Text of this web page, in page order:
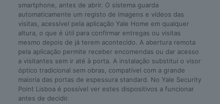
smartphone, antes de abrir. O sistema guarda
automaticamente um registo de imagens e vídeos das
visitas, acessível pela aplicação Yale Home em qualquer
altura, o que é útil para confirmar entregas ou visitas
mesmo depois de já terem acontecido. A abertura remota
pela aplicação permite receber encomendas ou dar acesso
a visitantes sem ir até à porta. A instalação substitui o visor
óptico tradicional sem obras, compatível com a grande
maioria das portas de espessura standard. No Yale Security
Point Lisboa é possível ver estes dispositivos a funcionar
antes de decidir.